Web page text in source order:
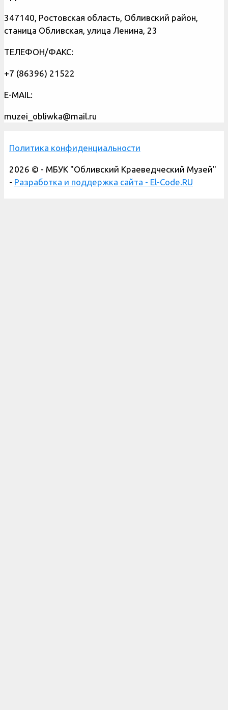
347140, Ростовская область, Обливский район,
станица Обливская, улица Ленина, 23
ТЕЛЕФОН/ФАКС:
+7 (86396) 21522
E-MAIL:
muzei_obliwka@mail.ru
Политика конфиденциальности
2026 © - МБУК "Обливский Краеведческий Музей"
- Разработка и поддержка сайта - El-Code.RU